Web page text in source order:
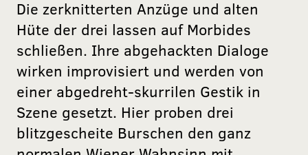
Die zerknitterten Anzüge und alten
Hüte der drei lassen auf Morbides
schließen. Ihre abgehackten Dialoge
wirken improvisiert und werden von
einer abgedreht-skurrilen Gestik in
Szene gesetzt. Hier proben drei
blitzgescheite Burschen den ganz